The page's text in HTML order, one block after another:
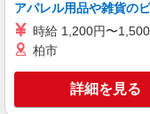
株式会社シエロ
携帯
残業
+゜
万円支給(規定
アパレル用品や雑貨の
時給 1,200円〜
柏市
詳細を見る